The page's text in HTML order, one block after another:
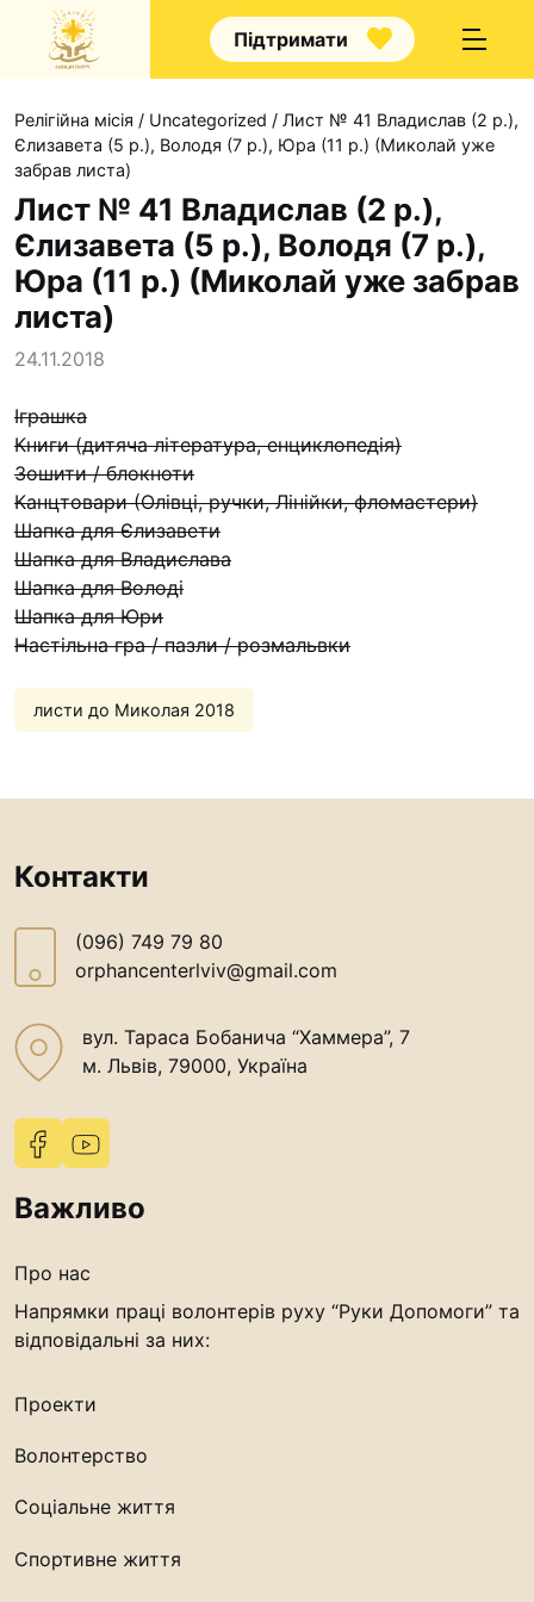
Підтримати
Про нас
Капелани
Контакти
Проекти
“Капеланчики”
Чемпіонат з міні-
З рук в руки
Юричко
(096) 749 79 80
Релігійна місія / Uncategorized / Лист № 41 Владислав (2 р.),
Єлизавета (5 р.), Володя (7 р.), Юра (11 р.) (Миколай уже
забрав листа)
Лист № 41 Владислав (2 р.),
Єлизавета (5 р.), Володя (7 р.),
Юра (11 р.) (Миколай уже забрав
листа)
24.11.2018
Іграшка
Книги (дитяча література, енциклопедія)
Зошити / блокноти
Канцтовари (Олівці, ручки, Лінійки, фломастери)
Шапка для Єлизавети
Шапка для Владислава
Шапка для Володі
Шапка для Юри
Настільна гра / пазли / розмальвки
листи до Миколая 2018
Контакти
(096) 749 79 80
orphancenterlviv@gmail.com
вул. Тараса Бобанича “Хаммера”, 7
м. Львів, 79000, Україна
Важливо
Про нас
Напрямки праці волонтерів руху “Руки Допомоги” та
відповідальні за них:
Проекти
Волонтерство
Соціальне життя
Спортивне життя